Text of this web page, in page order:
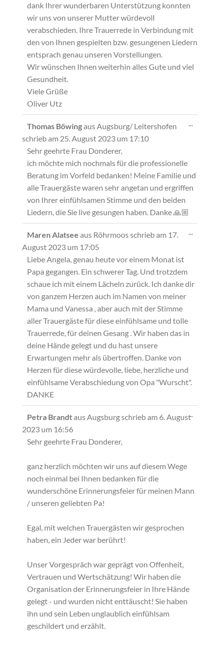
dank Ihrer wunderbaren Unterstützung konnten
wir uns von unserer Mutter würdevoll
verabschieden. Ihre Trauerrede in Verbindung mit
den von Ihnen gespielten bzw. gesungenen Liedern
entsprach genau unseren Vorstellungen.
Wir wünschen Ihnen weiterhin alles Gute und viel
Gesundheit.
Viele Grüße
Oliver Utz
Thomas BöwingausAugsburg/ Leitershofen
schrieb am 25. August 2023 um 17:10
Sehr geehrte Frau Donderer,
ich möchte mich nochmals für die professionelle
Beratung im Vorfeld bedanken! Meine Familie und
alle Trauergäste waren sehr angetan und ergriffen
von Ihrer einfühlsamen Stimme und den beiden
Liedern, die Sie live gesungen haben. Danke 🙏🏼
...
Maren Alatsee aus Röhrmoosschrieb am 17.
August 2023 um 17:05
Liebe Angela, genau heute vor einem Monat ist
Papa gegangen. Ein schwerer Tag. Und trotzdem
schaue ich mit einem Lächeln zurück. Ich danke dir
von ganzem Herzen auch im Namen von meiner
Mama und Vanessa , aber auch mit der Stimme
aller Trauergäste für diese einfühlsame und tolle
Trauerrede, für deinen Gesang . Wir haben das in
deine Hände gelegt und du hast unsere
Erwartungen mehr als übertroffen. Danke von
Herzen für diese würdevolle, liebe, herzliche und
einfühlsame Verabschiedung von Opa "Wurscht".
DANKE
...
Petra BrandtausAugsburgschrieb am 6. August
2023 um 16:56
Sehr geehrte Frau Donderer,
ganz herzlich möchten wir uns auf diesem Wege
noch einmal bei Ihnen bedanken für die
wunderschöne Erinnerungsfeier für meinen Mann
/ unseren geliebten Pa!
Egal, mit welchen Trauergästen wir gesprochen
haben, ein Jeder war berührt!
Unser Vorgespräch war geprägt von Offenheit,
Vertrauen und Wertschätzung! Wir haben die
Organisation der Erinnerungsfeier in Ihre Hände
gelegt - und wurden nicht enttäuscht! Sie haben
ihn und sein Leben unglaublich einfühlsam
geschildert und erzählt.
...